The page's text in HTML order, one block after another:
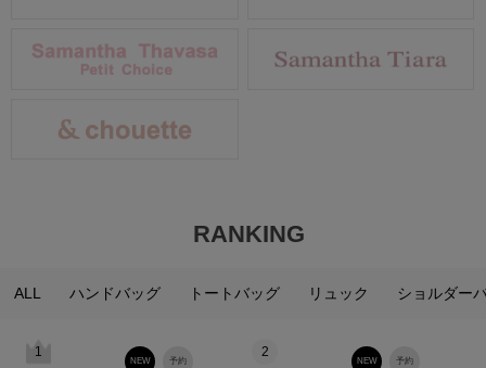
RANKING
ALL ハンドバッグ トートバッグ リュック ショルダー
1
予約
NEW
2
予約
NEW